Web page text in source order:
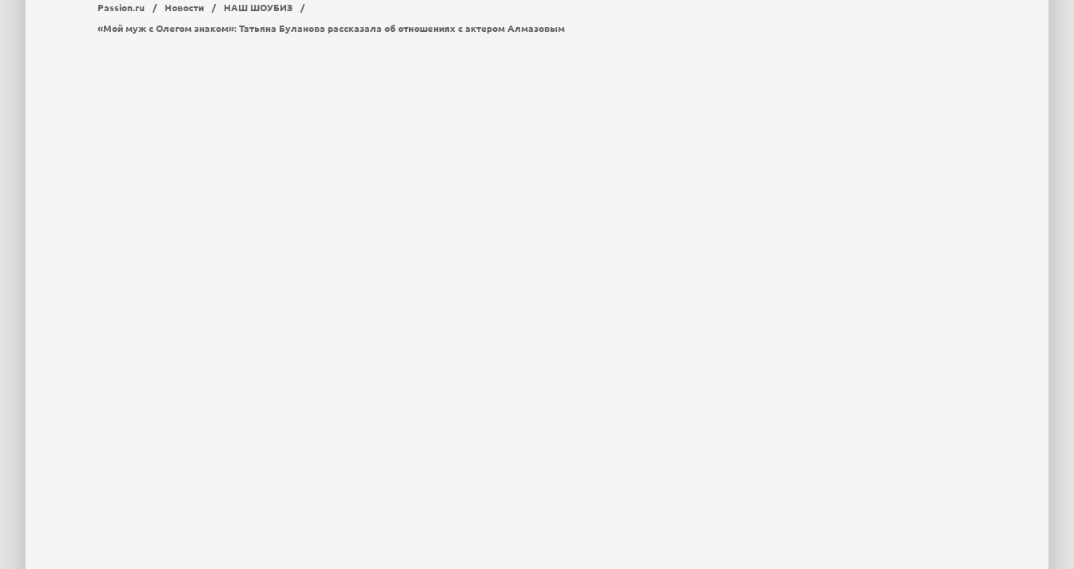
Passion.ru / Новости / НАШ ШОУБИЗ
/
«Мой муж с Олегом знаком»: Татьяна Буланова рассказала об отношениях с актером Алмазовым